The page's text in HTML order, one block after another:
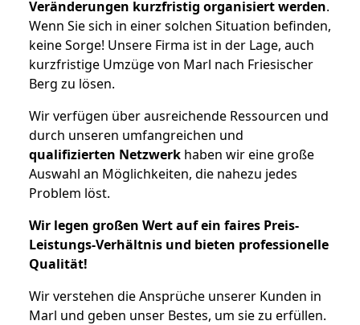
Veränderungen kurzfristig organisiert werden.
Wenn Sie sich in einer solchen Situation befinden,
keine Sorge! Unsere Firma ist in der Lage, auch
kurzfristige Umzüge von Marl nach Friesischer
Berg zu lösen.
Wir verfügen über ausreichende Ressourcen und
durch unseren umfangreichen und
qualifizierten Netzwerk haben wir eine große
Auswahl an Möglichkeiten, die nahezu jedes
Problem löst.
Wir legen großen Wert auf ein faires Preis-
Leistungs-Verhältnis und bieten professionelle
Qualität!
Wir verstehen die Ansprüche unserer Kunden in
Marl und geben unser Bestes, um sie zu erfüllen.